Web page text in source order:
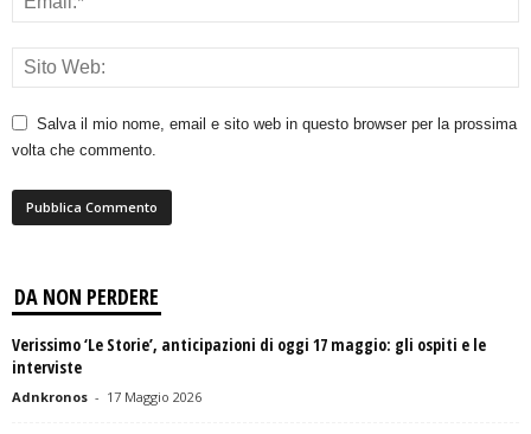
Salva il mio nome, email e sito web in questo browser per la prossima
volta che commento.
DA NON PERDERE
Verissimo ‘Le Storie’, anticipazioni di oggi 17 maggio: gli ospiti e le
interviste
Adnkronos - 17 Maggio 2026